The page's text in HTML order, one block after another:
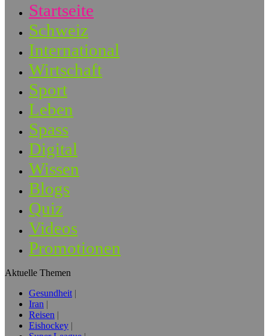
Startseite
Schweiz
International
Wirtschaft
Sport
Leben
Spass
Digital
Wissen
Blogs
Quiz
Videos
Promotionen
Aktuelle Themen
Gesundheit
Iran
Reisen
Eishockey